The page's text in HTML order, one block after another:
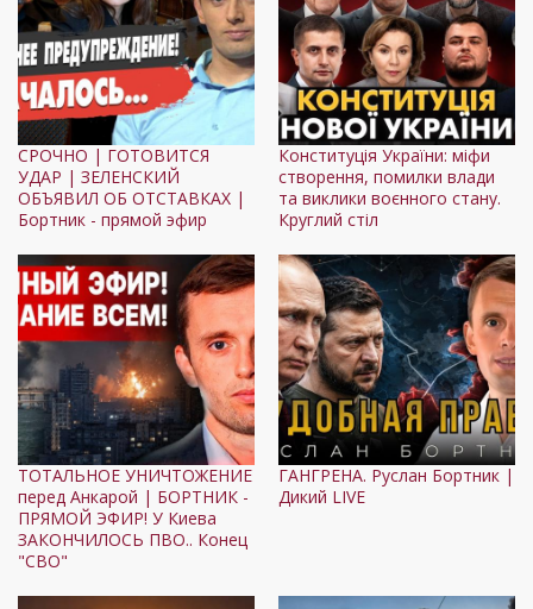
СРОЧНО | ГОТОВИТСЯ
УДАР | ЗЕЛЕНСКИЙ
ОБЪЯВИЛ ОБ ОТСТАВКАХ |
Бортник - прямой эфир
Конституція України: міфи
створення, помилки влади
та виклики воєнного стану.
Круглий стіл
ТОТАЛЬНОЕ УНИЧТОЖЕНИЕ
перед Анкарой | БОРТНИК -
ПРЯМОЙ ЭФИР! У Киева
ЗАКОНЧИЛОСЬ ПВО.. Конец
"СВО"
ГАНГРЕНА. Руслан Бортник |
Дикий LIVE